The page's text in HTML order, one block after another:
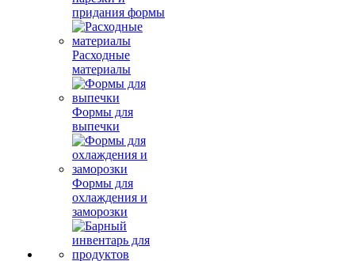
придания формы
Расходные
материалы
Формы для
выпечки
Формы для
охлаждения и
заморозки